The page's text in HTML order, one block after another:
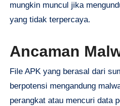
mungkin muncul jika
yang tidak terpercaya.
Ancaman
File APK yang berasal dari
berpotensi mengandung
perangkat atau mencuri data